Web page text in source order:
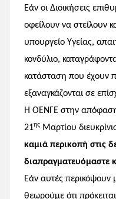
Εάν οι Διοικήσεις
οφείλουν να στείλουν
υπουργείο Υγείας,
κονδύλιο,
κατάσταση που έχουν
εξαναγκάζονται σε
Η ΟΕΝΓΕ στην απόφαση
21ης Μαρτίου
καμιά περικοπή στις
διαπραγματευόμαστε
Εάν αυτές περικόψουν
θεωρούμε ότι